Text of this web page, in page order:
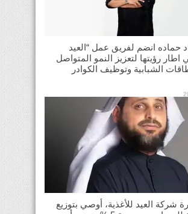
حماده انضم لفريق عمل “العيد
اطار رؤيتها لتعزيز النمو المتواصل
الشبابية وتوظيف الكوادر
شركة العيد للأغذية، أوصي بتوزيع